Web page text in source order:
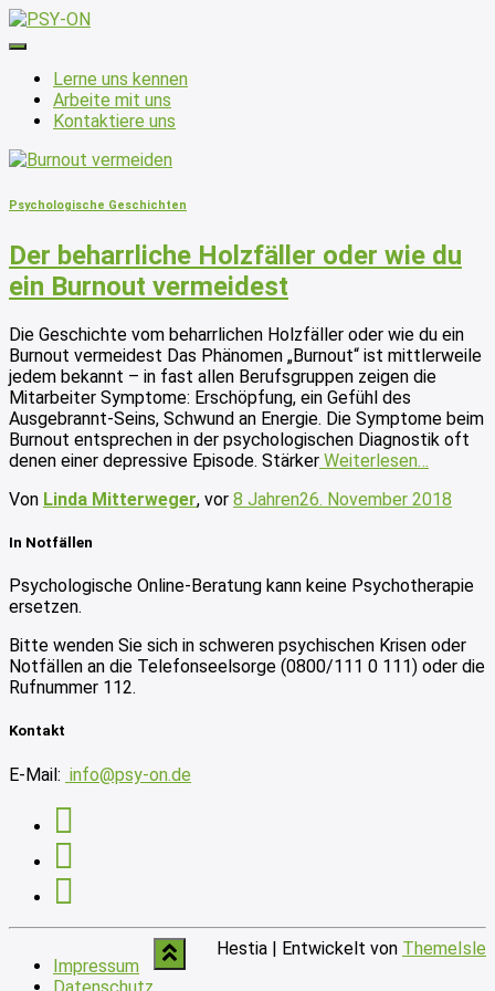
Navigation
umschaltenLerne uns kennen
Arbeite mit uns
Kontaktiere uns
Psychologische Geschichten
Der beharrliche Holzfäller oder wie du
ein Burnout vermeidest
Die Geschichte vom beharrlichen Holzfäller oder wie du ein
Burnout vermeidest Das Phänomen „Burnout“ ist mittlerweile
jedem bekannt – in fast allen Berufsgruppen zeigen die
Mitarbeiter Symptome: Erschöpfung, ein Gefühl des
Ausgebrannt-Seins, Schwund an Energie. Die Symptome beim
Burnout entsprechen in der psychologischen Diagnostik oft
denen einer depressive Episode. Stärker Weiterlesen…
Von Linda Mitterweger, vor 8 Jahren26. November 2018
In Notfällen
Psychologische Online-Beratung kann keine Psychotherapie
ersetzen.
Bitte wenden Sie sich in schweren psychischen Krisen oder
Notfällen an die Telefonseelsorge (0800/111 0 111) oder die
Rufnummer 112.
Kontakt
E-Mail: info@psy-on.de
Impressum
Datenschutz
Hestia | Entwickelt von ThemeIsle